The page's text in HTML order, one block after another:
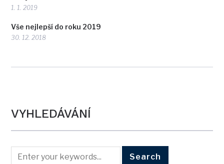
1. 1. 2019
Vše nejlepší do roku 2019
30. 12. 2018
VYHLEDÁVÁNÍ